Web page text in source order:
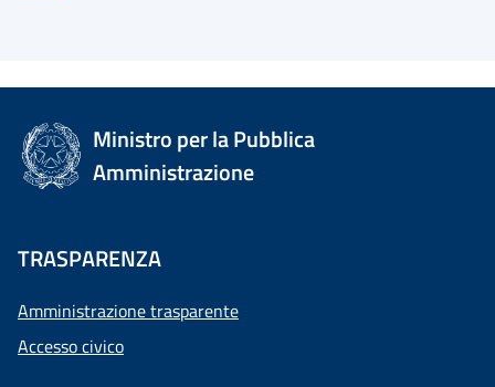
Ministro per la Pubblica
Amministrazione
TRASPARENZA
Amministrazione trasparente
Accesso civico